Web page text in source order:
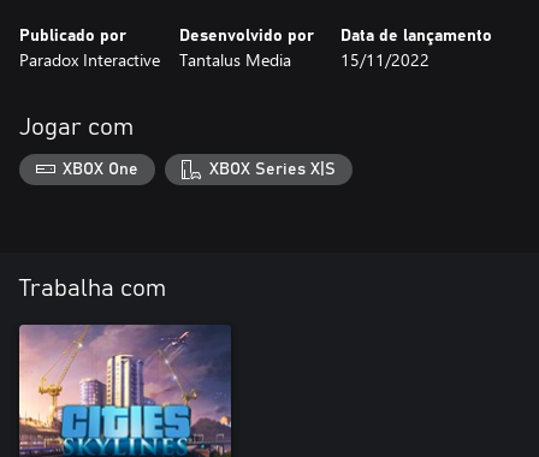
Publicado por
Paradox Interactive
Desenvolvido por
Tantalus Media
Data de lançamento
15/11/2022
Jogar com
XBOX One XBOX Series X|S
Trabalha com